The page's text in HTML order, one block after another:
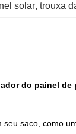
solar, trouxa
do painel
saco, como